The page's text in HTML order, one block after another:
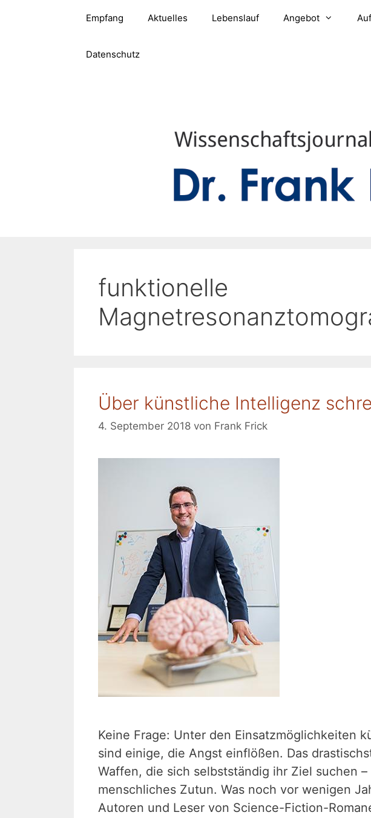
Empfang Aktuelles Lebenslauf Angebot
Datenschutz
funktionelle
Über künstliche Intelligenz
4. September 2018 von Frank Frick
Keine Frage: Unter den Einsatzmöglichkeiten
sind einige, die Angst einflößen. Das
Waffen, die sich selbstständig ihr Ziel suchen –
menschliches Zutun. Was noch vor wenigen
Autoren und Leser von Science-Fiction-